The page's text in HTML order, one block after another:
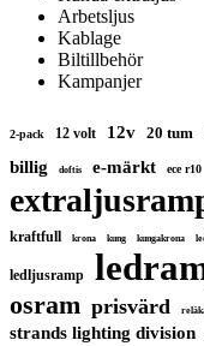
Arbetsljus
Kablage
Biltillbehör
Kampanjer
2-pack 12 volt 12v 20 tum
billig doftis e-märkt ece r10
kraftfull krona kung kungakrona
ledljusramp
osram prisvärd
strands lighting division